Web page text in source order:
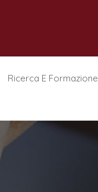
Ricerca E Formazione